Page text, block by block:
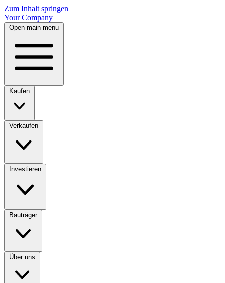
Zum Inhalt springen
Your Company
Open main menu
Kaufen
Verkaufen
Investieren
Bauträger
Über uns